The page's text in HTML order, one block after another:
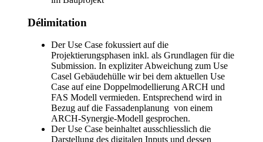
Délimitation
Der Use Case fokussiert auf die
Projektierungsphasen inkl. als Grundlagen für die
Submission. In expliziter Abweichung zum Use
Casel Gebäudehülle wir bei dem aktuellen Use
Case auf eine Doppelmodellierung ARCH und
FAS Modell vermieden. Entsprechend wird in
Bezug auf die Fassadenplanung von einem
ARCH-Synergie-Modell gesprochen.
Der Use Case beinhaltet ausschliesslich die
Darstellung des digitalen Inputs und dessen